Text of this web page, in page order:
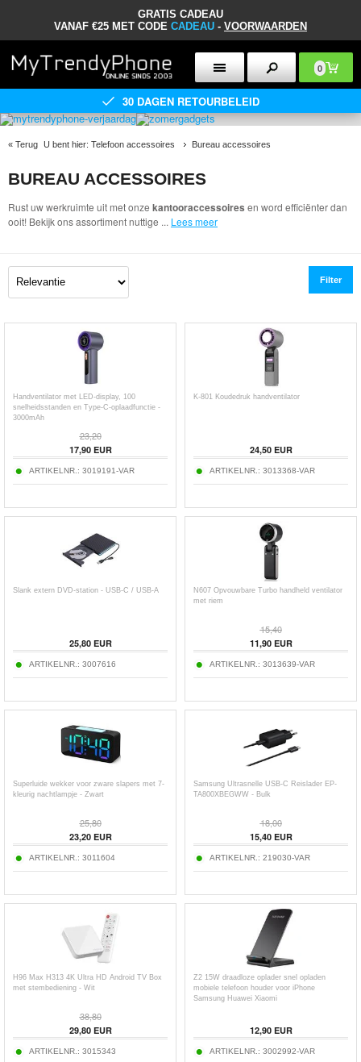
GRATIS CADEAU
VANAF €25 MET CODE CADEAU - VOORWAARDEN
0
30 DAGEN RETOURBELEID
« Terug U bent hier: Telefoon accessoires Bureau accessoires
BUREAU ACCESSOIRES
Rust uw werkruimte uit met onze kantooraccessoires en word efficiënter dan
ooit! Bekijk ons assortiment nuttige ... Lees meer
Filter
Handventilator met LED-display, 100
snelheidsstanden en Type-C-oplaadfunctie -
3000mAh
23,20
17,90EUR
ARTIKELNR.: 3019191-VAR
K-801 Koudedruk handventilator
24,50EUR
ARTIKELNR.: 3013368-VAR
Slank extern DVD-station - USB-C / USB-A
25,80EUR
ARTIKELNR.: 3007616
N607 Opvouwbare Turbo handheld ventilator
met riem
15,40
11,90EUR
ARTIKELNR.: 3013639-VAR
Superluide wekker voor zware slapers met 7-
kleurig nachtlampje - Zwart
25,80
23,20EUR
ARTIKELNR.: 3011604
Samsung Ultrasnelle USB-C Reislader EP-
TA800XBEGWW - Bulk
18,00
15,40EUR
ARTIKELNR.: 219030-VAR
H96 Max H313 4K Ultra HD Android TV Box
met stembediening - Wit
38,80
29,80EUR
ARTIKELNR.: 3015343
Z2 15W draadloze oplader snel opladen
mobiele telefoon houder voor iPhone
Samsung Huawei Xiaomi
12,90EUR
ARTIKELNR.: 3002992-VAR